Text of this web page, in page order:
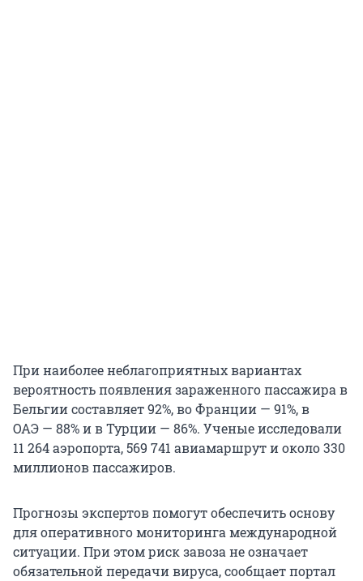
При наиболее неблагоприятных вариантах
вероятность появления зараженного пассажира в
Бельгии составляет 92%, во Франции — 91%, в
ОАЭ — 88% и в Турции — 86%. Ученые исследовали
11 264 аэропорта, 569 741 авиамаршрут и около 330
миллионов пассажиров.
Прогнозы экспертов помогут обеспечить основу
для оперативного мониторинга международной
ситуации. При этом риск завоза не означает
обязательной передачи вируса, сообщает портал